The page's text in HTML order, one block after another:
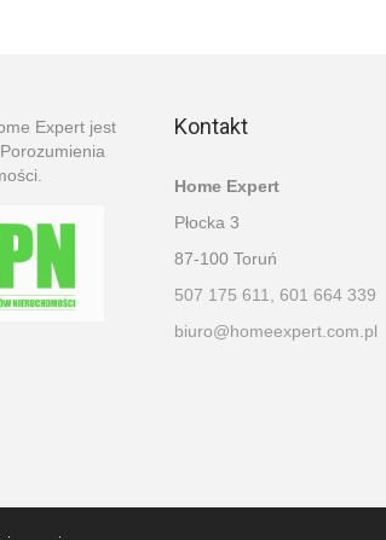
Expert jest
Kontakt
Home Expert
Płocka 3
87-100 Toruń
507 175 611, 601 664 339
biuro@homeexpert.com.pl